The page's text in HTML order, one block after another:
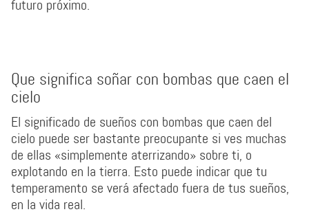
futuro próximo.
Que significa soñar con bombas que caen el
cielo
El significado de sueños con bombas que caen del
cielo puede ser bastante preocupante si ves muchas
de ellas «simplemente aterrizando» sobre ti, o
explotando en la tierra. Esto puede indicar que tu
temperamento se verá afectado fuera de tus sueños,
en la vida real.